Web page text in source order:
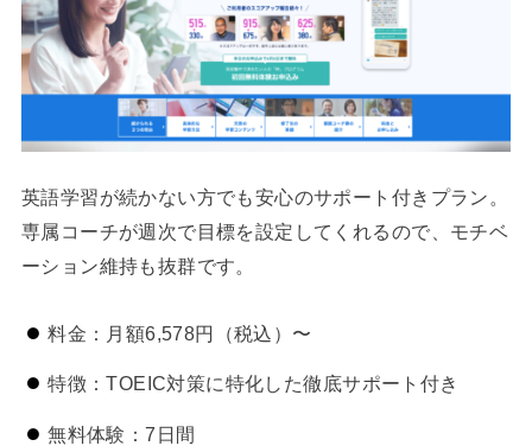
英語学習が続かない方でも安心のサポート付きプラン。
専属コーチが週次で目標を設定してくれるので、モチベ
ーション維持も抜群です。
料金：月額6,578円（税込）〜
特徴：TOEIC対策に特化した徹底サポート付き
無料体験：7日間